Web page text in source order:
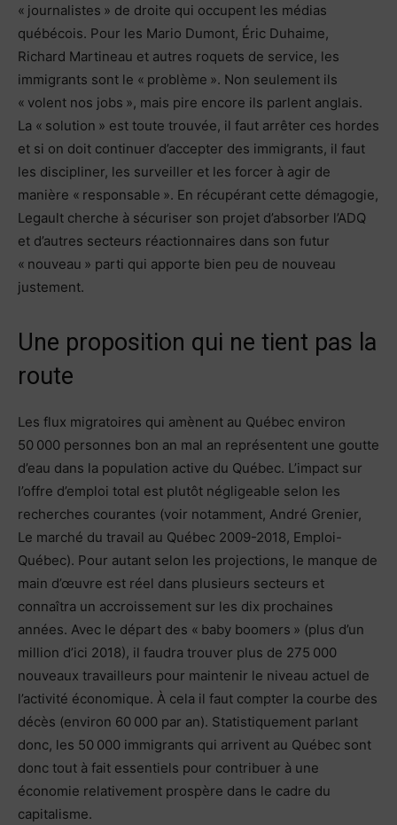
« journalistes » de droite qui occupent les médias
québécois. Pour les Mario Dumont, Éric Duhaime,
Richard Martineau et autres roquets de service, les
immigrants sont le « problème ». Non seulement ils
« volent nos jobs », mais pire encore ils parlent anglais.
La « solution » est toute trouvée, il faut arrêter ces hordes
et si on doit continuer d’accepter des immigrants, il faut
les discipliner, les surveiller et les forcer à agir de
manière « responsable ». En récupérant cette démagogie,
Legault cherche à sécuriser son projet d’absorber l’ADQ
et d’autres secteurs réactionnaires dans son futur
« nouveau » parti qui apporte bien peu de nouveau
justement.
Une proposition qui ne tient pas la
route
Les flux migratoires qui amènent au Québec environ
50 000 personnes bon an mal an représentent une goutte
d’eau dans la population active du Québec. L’impact sur
l’offre d’emploi total est plutôt négligeable selon les
recherches courantes (voir notamment, André Grenier,
Le marché du travail au Québec 2009-2018, Emploi-
Québec). Pour autant selon les projections, le manque de
main d’œuvre est réel dans plusieurs secteurs et
connaîtra un accroissement sur les dix prochaines
années. Avec le départ des « baby boomers » (plus d’un
million d’ici 2018), il faudra trouver plus de 275 000
nouveaux travailleurs pour maintenir le niveau actuel de
l’activité économique. À cela il faut compter la courbe des
décès (environ 60 000 par an). Statistiquement parlant
donc, les 50 000 immigrants qui arrivent au Québec sont
donc tout à fait essentiels pour contribuer à une
économie relativement prospère dans le cadre du
capitalisme.